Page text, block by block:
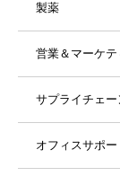
製薬
営業＆マーケテ
サプライチェー
オフィスサポー